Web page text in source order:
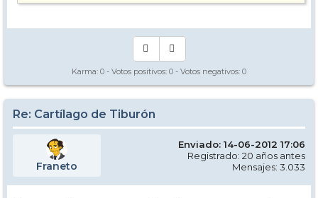
Karma: 0 - Votos positivos: 0 - Votos negativos: 0
Re: Cartílago de Tiburón
Franeto
Enviado: 14-06-2012 17:06
Registrado: 20 años antes
Mensajes: 3.033